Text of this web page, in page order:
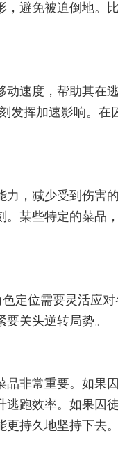
避免被迫倒地。
动速度，帮助其在
发挥加速影响。在
力，减少受到伤害
某些特定的菜品
色定位需要灵活应
关头逆转局势。
非常重要。如果
跑效率。如果囚
持久地坚持下去。